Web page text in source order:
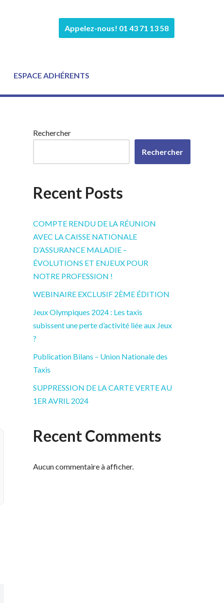
Appelez-nous! 01 43 71 13 58
ESPACE ADHÉRENTS
Rechercher
Rechercher
Recent Posts
COMPTE RENDU DE LA RÉUNION
AVEC LA CAISSE NATIONALE
D’ASSURANCE MALADIE –
ÉVOLUTIONS ET ENJEUX POUR
NOTRE PROFESSION !
WEBINAIRE EXCLUSIF 2ÈME ÉDITION
Jeux Olympiques 2024 : Les taxis
subissent une perte d’activité liée aux Jeux
?
Publication Bilans – Union Nationale des
Taxis
SUPPRESSION DE LA CARTE VERTE AU
1ER AVRIL 2024
Recent Comments
Aucun commentaire à afficher.